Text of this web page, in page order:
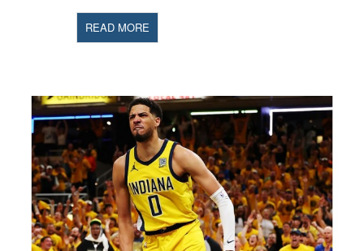
READ MORE